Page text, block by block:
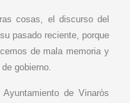
cosas, el discurso del
pasado reciente, porque
de mala memoria y
gobierno.
de Vinaròs